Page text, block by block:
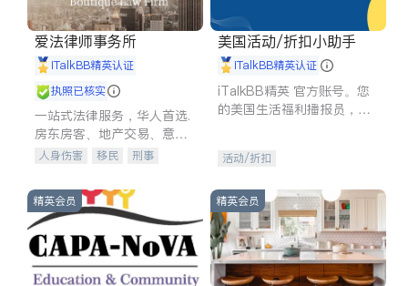
爱法律师事务所
iTalkBB精英认证
执照已核实
一站式法律服务，华人首选.
房东房客、地产交易、意外
伤害、车祸重伤、商业诉
建筑合同、刑事案件全包办
人身伤害 移民
刑事
信托/遗嘱
商业
索赔
律师-其它 保释
美国活动/折扣小助手
iTalkBB精英认证
iTalkBB精英 官方账号。您
的美国生活福利播报员，精
专属福利。
活动/折扣
精英会员 精英会员